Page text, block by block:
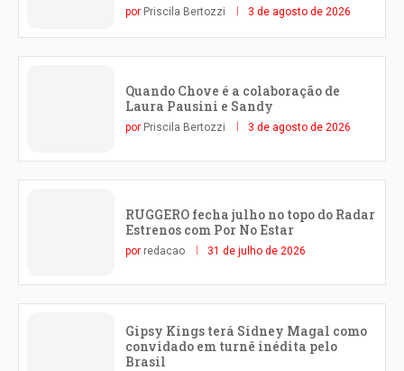
por Priscila Bertozzi 3 de agosto de 2026
Quando Chove é a colaboração de
Laura Pausini e Sandy
por Priscila Bertozzi 3 de agosto de 2026
RUGGERO fecha julho no topo do Radar
Estrenos com Por No Estar
por redacao 31 de julho de 2026
Gipsy Kings terá Sidney Magal como
convidado em turnê inédita pelo
Brasil